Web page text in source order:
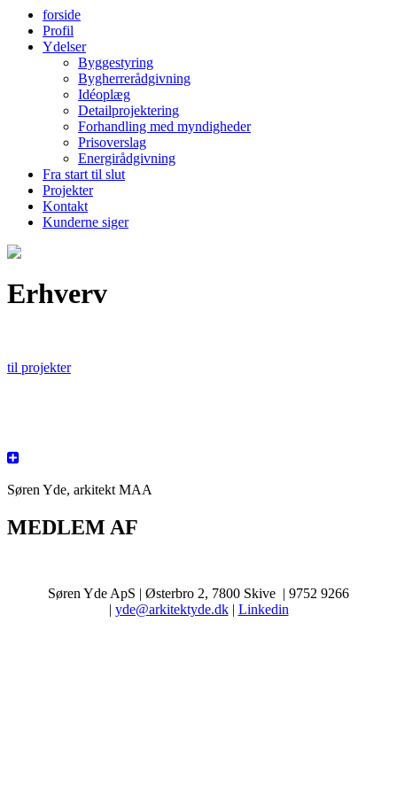
forside
Profil
Ydelser
Byggestyring
Bygherrerådgivning
Idéoplæg
Detailprojektering
Forhandling med myndigheder
Prisoverslag
Energirådgivning
Fra start til slut
Projekter
Kontakt
Kunderne siger
Erhverv
til projekter
Søren Yde, arkitekt MAA
MEDLEM AF
Søren Yde ApS | Østerbro 2, 7800 Skive | 9752 9266
| yde@arkitektyde.dk| Linkedin